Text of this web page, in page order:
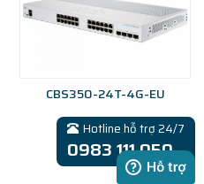
CBS350-24T-4G-EU
Hotline hỗ trợ 24/7
0983 111 050